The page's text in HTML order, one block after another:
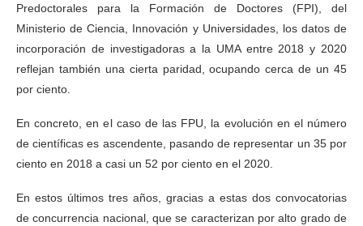
Predoctorales para la Formación de Doctores (FPI), del
Ministerio de Ciencia, Innovación y Universidades, los datos de
incorporación de investigadoras a la UMA entre 2018 y 2020
reflejan también una cierta paridad, ocupando cerca de un 45
por ciento.
En concreto, en el caso de las FPU, la evolución en el número
de científicas es ascendente, pasando de representar un 35 por
ciento en 2018 a casi un 52 por ciento en el 2020.
En estos últimos tres años, gracias a estas dos convocatorias
de concurrencia nacional, que se caracterizan por alto grado de